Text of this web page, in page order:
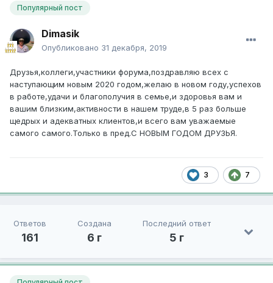
Популярный пост
Dimasik
Опубликовано 31 декабря, 2019
Друзья,коллеги,участники форума,поздравляю всех с
наступающим новым 2020 годом,желаю в новом году,успехов
в работе,удачи и благополучия в семье,и здоровья вам и
вашим близким,активности в нашем труде,в 5 раз больше
щедрых и адекватных клиентов,и всего вам уважаемые
самого самого.Только в пред.С НОВЫМ ГОДОМ ДРУЗЬЯ.
3 7
Ответов
161
Создана
6 г
Последний ответ
5 г